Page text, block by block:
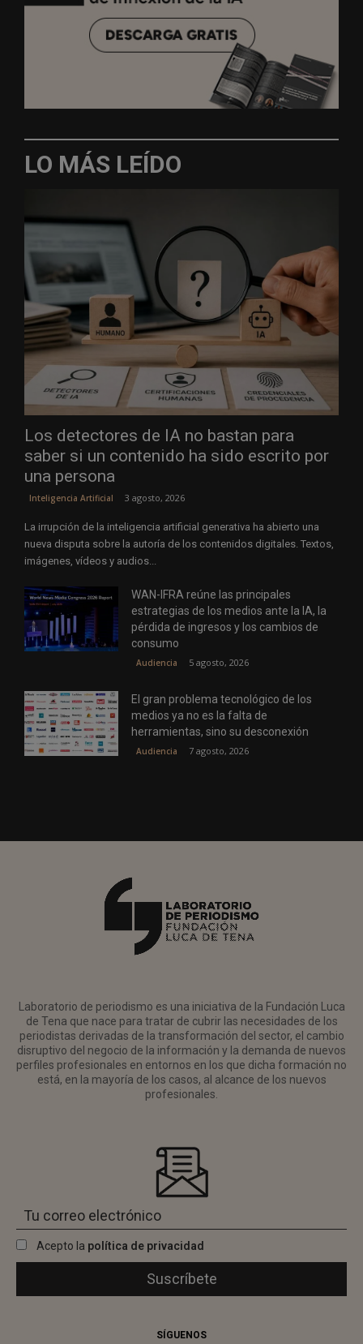
LO MÁS LEÍDO
Los detectores de IA no bastan para
saber si un contenido ha sido escrito por
una persona
Inteligencia Artificial 3 agosto, 2026
La irrupción de la inteligencia artificial generativa ha abierto una
nueva disputa sobre la autoría de los contenidos digitales. Textos,
imágenes, vídeos y audios...
WAN-IFRA reúne las principales
estrategias de los medios ante la IA, la
pérdida de ingresos y los cambios de
consumo
Audiencia 5 agosto, 2026
El gran problema tecnológico de los
medios ya no es la falta de
herramientas, sino su desconexión
Audiencia 7 agosto, 2026
Laboratorio de periodismo es una iniciativa de la Fundación Luca
de Tena que nace para tratar de cubrir las necesidades de los
periodistas derivadas de la transformación del sector, el cambio
disruptivo del negocio de la información y la demanda de nuevos
perfiles profesionales en entornos en los que dicha formación no
está, en la mayoría de los casos, al alcance de los nuevos
profesionales.
Acepto la política de privacidad
SÍGUENOS